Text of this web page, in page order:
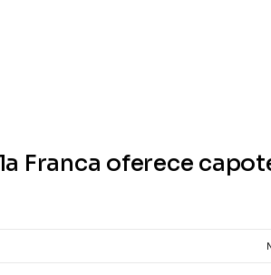
Franca oferece